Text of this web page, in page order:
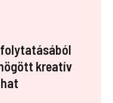
afolytatásából
kreatív